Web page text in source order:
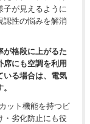
子が見えるように
認性の悩みを解消
が格段に上がるた
にも空調を利用
いる場合は、電気
ット機能を持つビ
・劣化防止にも役